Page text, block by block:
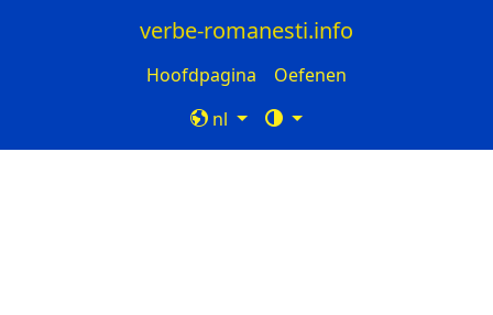
verbe-romanesti.info
Hoofdpagina
Oefenen
nl